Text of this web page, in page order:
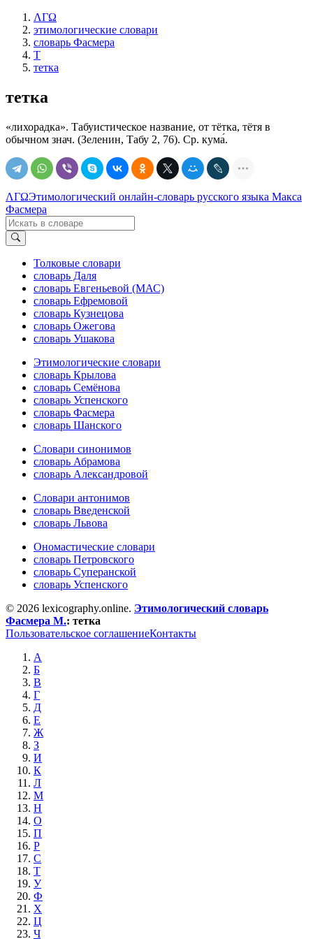
ΛΓΩ
этимологические словари
словарь Фасмера
Т
тетка
тетка
«лихорадка». Табуистическое название, от тётка, тётя в
обычном знач. (Зеленин, Табу 2, 76). Ср. кума́.
ΛΓΩЭтимологический онлайн-словарь русского языка Макса
Фасмера
Толковые словари
словарь Даля
словарь Евгеньевой (МАС)
словарь Ефремовой
словарь Кузнецова
словарь Ожегова
словарь Ушакова
Этимологические словари
словарь Крылова
словарь Семёнова
словарь Успенского
словарь Фасмера
словарь Шанского
Словари синонимов
словарь Абрамова
словарь Александровой
Словари антонимов
словарь Введенской
словарь Львова
Ономастические словари
словарь Петровского
словарь Суперанской
словарь Успенского
© 2026 lexicography.online. Этимологический словарь
Фасмера М.: тетка
Пользовательское соглашениеКонтакты
А
Б
В
Г
Д
Е
Ж
З
И
К
Л
М
Н
О
П
Р
С
Т
У
Ф
Х
Ц
Ч